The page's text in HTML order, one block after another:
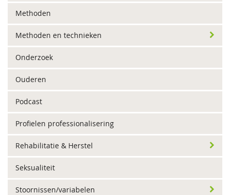
Methoden
Methoden en technieken
Onderzoek
Ouderen
Podcast
Profielen professionalisering
Rehabilitatie & Herstel
Seksualiteit
Stoornissen/variabelen